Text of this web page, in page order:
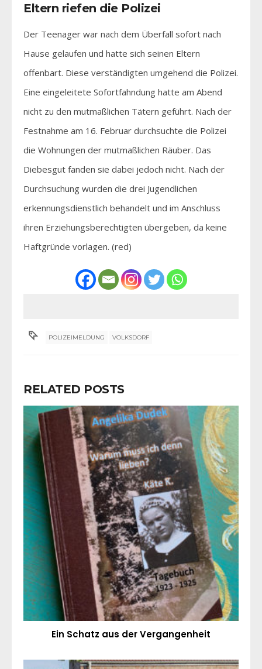
Eltern riefen die Polizei
Der Teenager war nach dem Überfall sofort nach
Hause gelaufen und hatte sich seinen Eltern
offenbart. Diese verständigten umgehend die Polizei.
Eine eingeleitete Sofortfahndung hatte am Abend
nicht zu den mutmaßlichen Tätern geführt. Nach der
Festnahme am 16. Februar durchsuchte die Polizei
die Wohnungen der mutmaßlichen Räuber. Das
Diebesgut fanden sie dabei jedoch nicht. Nach der
Durchsuchung wurden die drei Jugendlichen
erkennungsdienstlich behandelt und im Anschluss
ihren Erziehungsberechtigten übergeben, da keine
Haftgründe vorlagen. (red)
POLIZEIMELDUNG VOLKSDORF
RELATED POSTS
Ein Schatz aus der Vergangenheit